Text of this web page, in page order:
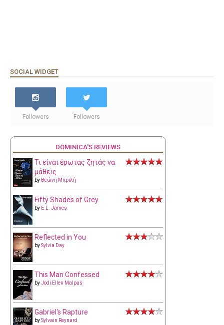
SOCIAL WIDGET
Followers Followers
DOMINICA'S REVIEWS
Τι είναι έρωτας ζητάς να
μάθεις
byΘεώνη Μπριλή
Fifty Shades of Grey
by E.L. James
Reflected in You
bySylvia Day
This Man Confessed
byJodi Ellen Malpas
Gabriel's Rapture
bySylvain Reynard